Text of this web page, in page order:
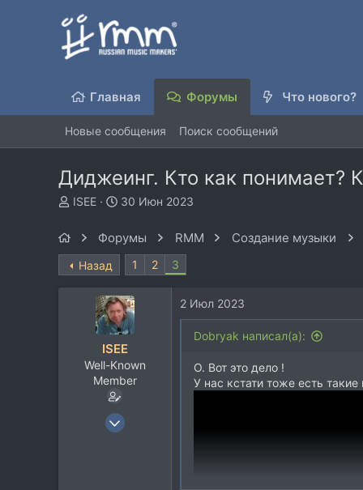
Главная Форумы Что нового?
Новые сообщения Поиск сообщений
Диджеинг. Кто как понимает?
А
р
т
ISEE
Д
а
а
ч
а
л
а
30 Июн 2023
Форумы RMM Создание музыки
Назад 1 2 3
ISEE
Well-Known
Member
4 Апр 2023
2 Июл 2023
Dobryak написал(а):
О. Вот это дело !
У нас кстати тоже есть такие